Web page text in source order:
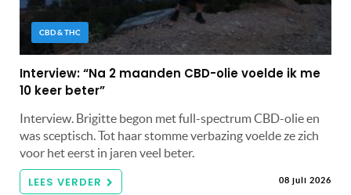
CBD & THC
Interview: “Na 2 maanden CBD-olie voelde ik me
10 keer beter”
Interview. Brigitte begon met full-spectrum CBD-olie en
was sceptisch. Tot haar stomme verbazing voelde ze zich
voor het eerst in jaren veel beter.
LEES VERDER 08 juli 2026